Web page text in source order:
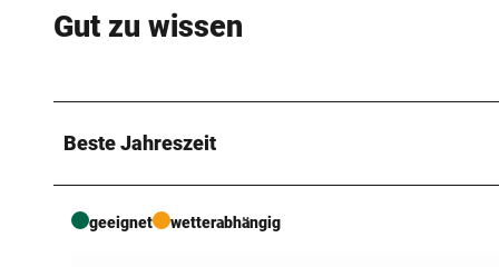
Gut zu wissen
Beste Jahreszeit
geeignet wetterabhängig